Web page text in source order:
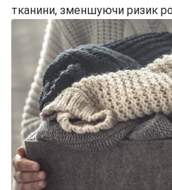
тканини, зменшуючи ризик